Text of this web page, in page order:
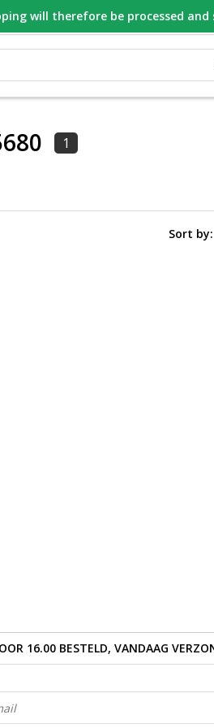
GESPECIALISEERD PEUGEOT
1
Sort by:
16.00 BESTELD, VANDAAG
will therefore be processed and